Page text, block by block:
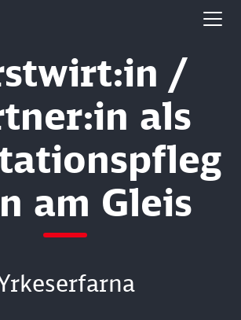
/
als
am Gleis